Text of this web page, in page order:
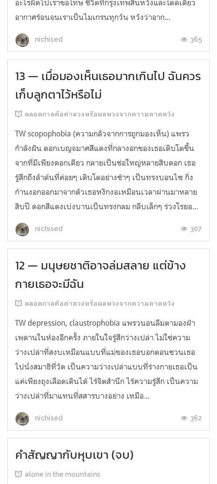
อะไรผิดไปเราขอโทษ ชีวิตที่กรุงเทพสิ้นหวังและโดดเดี่ยว
อากาศร้อนจนเราเป็นไมเกรนทุกวัน หวังว่าอาก...
nichised 365
13 — เมื่อมองเห็นเธอมากเกินไป ฉันควร
เก็บลูกตาไว้หรือไม่
ตลอดกาลคือคำลวงหรือผลพวงจากความคาดหวัง
TW scopophobia (ความกลัวจากการถูกมองเห็น) แพรว
กำลังฝัน ดอกเบญจมาศสีแดงที่กลางอกของเธอเติบโตขึ้น
จากที่มีเพียงดอกเดียว กลายเป็นช่อใหญ่หลายสิบดอก เธอ
รู้สึกถึงลำต้นที่ค่อยๆ เติบโตอย่างช้าๆ เป็นทรงบอนไซ กิ่ง
ก้านงอกออกมาจากตัวเธอหงิกงอเหมือนเวลาผ่านมาหลาย
สิบปี ดอกสีแดงเบ่งบานเป็นทรงกลม กลีบเล็กๆ ร่วงโรยอ...
nichised 307
12 — มนุษยชาติอาจล่มสลาย แต่ข้าง
กายเธอจะมีฉัน
ตลอดกาลคือคำลวงหรือผลพวงจากความคาดหวัง
TW depression, claustrophobia แพรวนอนลืมตามองฝ้า
เพดานในห้องอีกครั้ง ภายในใจรู้สึกว่างเปล่า ไม่ใช่ความ
ว่างเปล่าที่สงบเหมือนแบบที่แม่ของเธอบอกตอนชวนเธอ
ไปนั่งสมาธิที่วัด เป็นความว่างเปล่าแบบที่ร่างกายเธอเป็น
แค่เพียงถุงเลือดเดินได้ ไร้จิตสำนึก ไร้ความรู้สึก เป็นความ
ว่างเปล่าที่มาแทนที่สสารบางอย่าง เหมือ...
nichised 362
คำสัญญากับหุบเขา (จบ)
alone in the mountains